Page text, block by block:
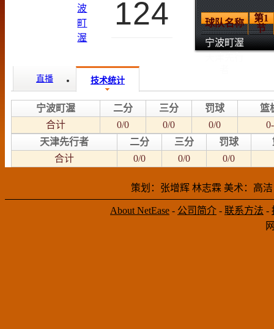
124 球队名称
第1
节
宁波町渥
直播 技术统计
宁波町渥 二分 三分 罚球
篮
合计
0/0 0/0 0/0
天津先行者
二分 三分 罚球
合计
0/0 0/0 0/0
策划：张增辉 林志霖 美术：高
About NetEase - 公司简介 - 联系方法 -